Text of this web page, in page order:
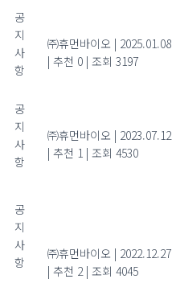
공
지
사
항
㈜휴먼바이오 | 2025.01.08
| 추천 0 | 조회 3197
공
지
사
항
㈜휴먼바이오 | 2023.07.12
| 추천 1 | 조회 4530
공
지
사
항
㈜휴먼바이오 | 2022.12.27
| 추천 2 | 조회 4045